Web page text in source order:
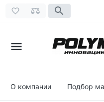
О компании Подбор